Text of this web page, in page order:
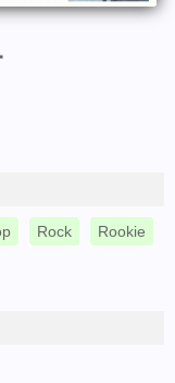
Rock Rookie